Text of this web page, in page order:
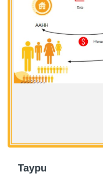
Taypu